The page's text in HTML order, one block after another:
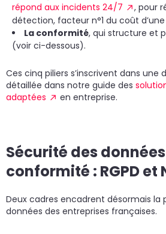
répond aux incidents 24/7
, pour
détection, facteur n°1 du coût
La conformité, qui structure et
(voir ci-dessous).
Ces cinq piliers s’inscrivent dans une
détaillée dans notre guide des
adaptées
en entreprise.
Sécurité des
conformité : RGPD et
Deux cadres encadrent désormais la
données des entreprises françaises.